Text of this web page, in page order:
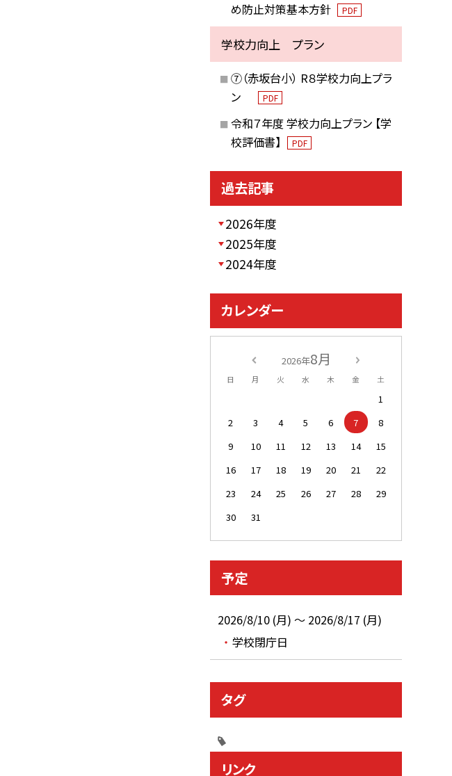
め防止対策基本方針
PDF
学校力向上 プラン
⑦（赤坂台小） R８学校力向上プラ
ン
PDF
令和７年度 学校力向上プラン 【学
校評価書】
PDF
過去記事
2026年度
2025年度
2024年度
カレンダー
2026年8月
日 月 火 水 木 金 土
1
2
3 4 5 6 7
8
9
10 11 12 13 14
15
16
17 18 19 20 21
22
23
24 25 26 27 28
29
30
31
予定
2026/8/10 (月) ～ 2026/8/17 (月)
学校閉庁日
タグ
リンク